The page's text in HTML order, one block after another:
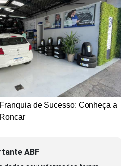
de Sucesso: Conheça a
ABF